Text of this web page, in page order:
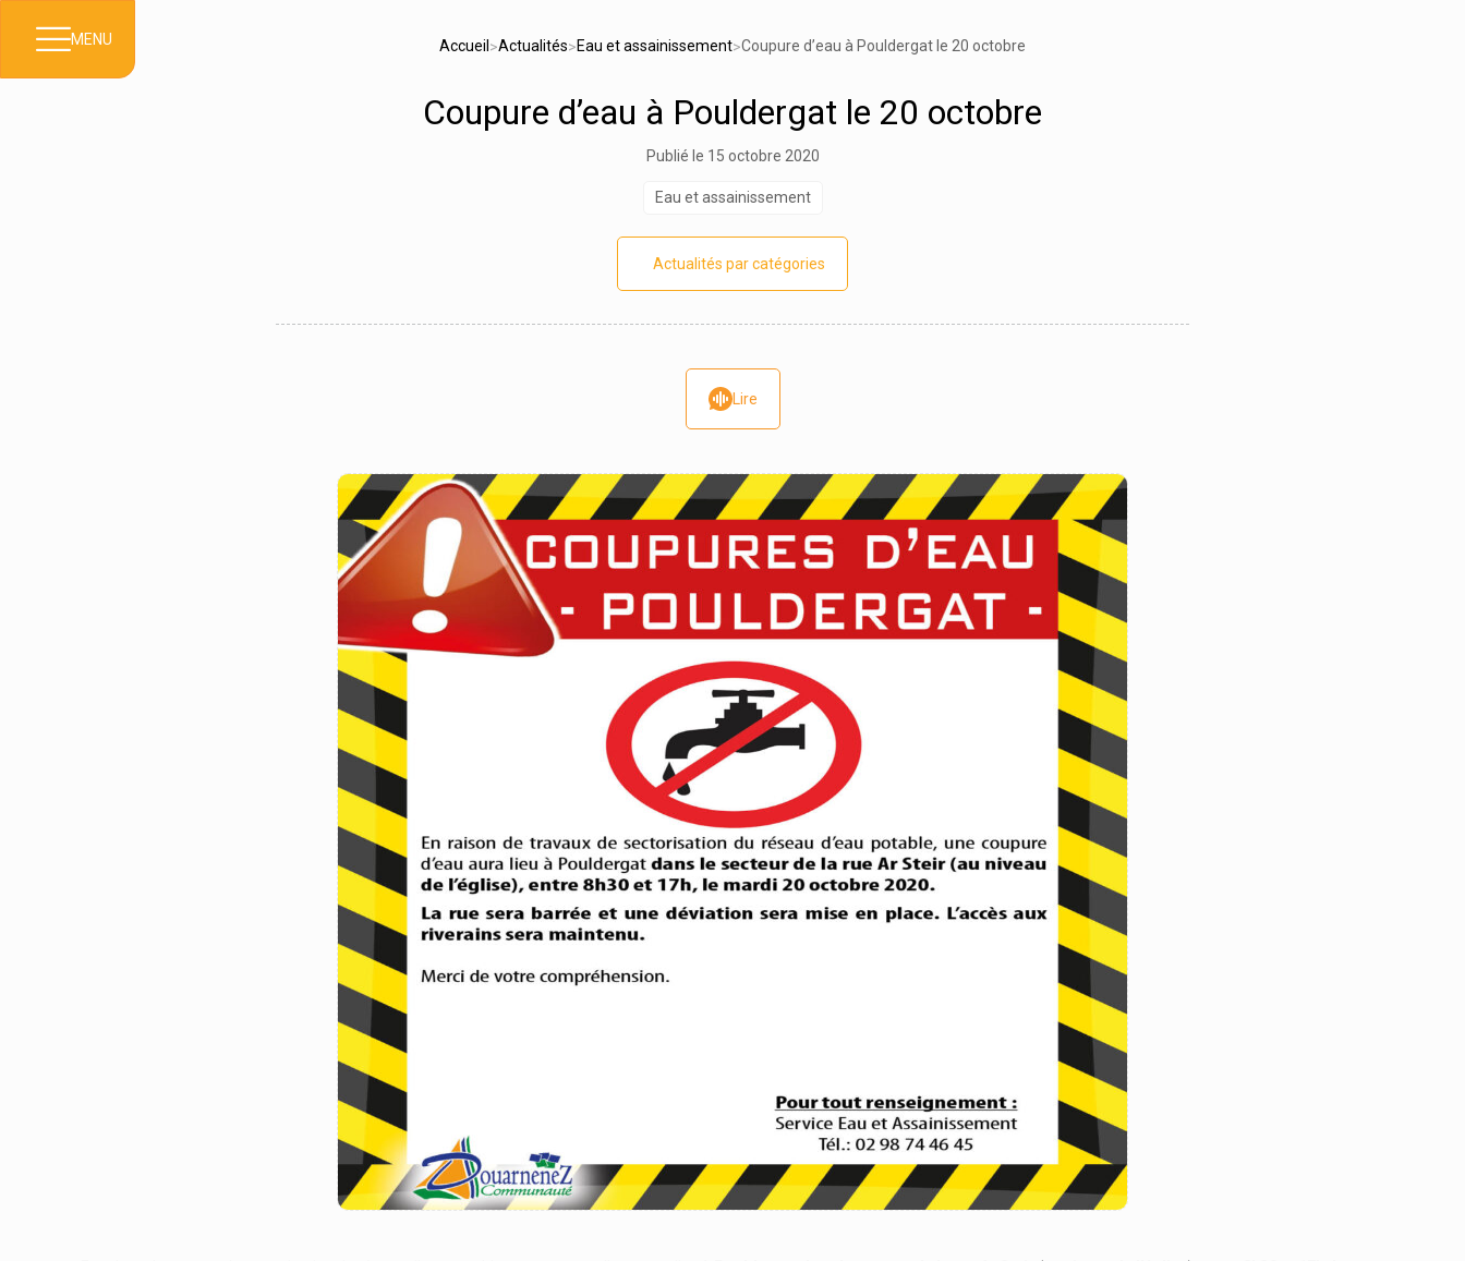
MENU Accueil >Actualités>Eau et assainissement>Coupure d’eau à Pouldergat le 20 octobre
Coupure d’eau à Pouldergat le 20 octobre
Publié le 15 octobre 2020
Eau et assainissement
Actualités par catégories
Lire